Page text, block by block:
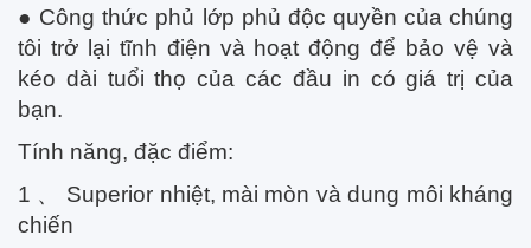
● Công thức phủ lớp phủ độc quyền của chúng
tôi trở lại tĩnh điện và hoạt động để bảo vệ và
kéo dài tuổi thọ của các đầu in có giá trị của
bạn.
Tính năng, đặc điểm:
1 、 Superior nhiệt, mài mòn và dung môi kháng
chiến